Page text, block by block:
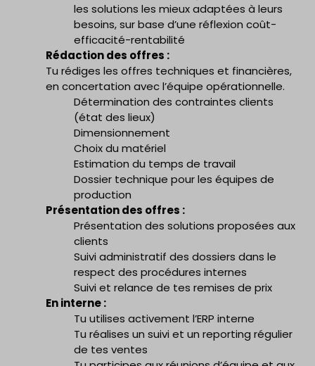
les solutions les mieux adaptées à leurs
besoins, sur base d’une réflexion coût-
efficacité-rentabilité
Rédaction des offres :
Tu rédiges les offres techniques et financières,
en concertation avec l’équipe opérationnelle.
Détermination des contraintes clients
(état des lieux)
Dimensionnement
Choix du matériel
Estimation du temps de travail
Dossier technique pour les équipes de
production
Présentation des offres :
Présentation des solutions proposées aux
clients
Suivi administratif des dossiers dans le
respect des procédures internes
Suivi et relance de tes remises de prix
En interne :
Tu utilises activement l’ERP interne
Tu réalises un suivi et un reporting régulier
de tes ventes